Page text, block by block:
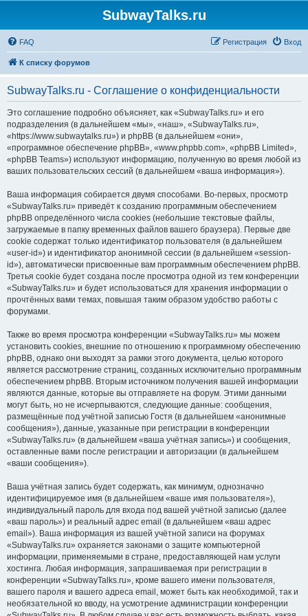
SubwayTalks.ru
FAQ Вход
Регистрация
К списку форумов
SubwayTalks.ru - Соглашение о конфиденциальности
Это соглашение подробно объясняет, как «SubwayTalks.ru» и его
подразделения (в дальнейшем «мы», «наш», «SubwayTalks.ru»,
«https://www.subwaytalks.ru») и phpBB (в дальнейшем «они»,
«программное обеспечение phpBB», «www.phpbb.com», «phpBB Limited»,
«phpBB Teams») используют информацию, полученную во время любой из
ваших пользовательских сессий (в дальнейшем «ваша информация»).
Ваша информация собирается двумя способами. Во-первых, просмотр
«SubwayTalks.ru» приведёт к созданию программным обеспечением
phpBB определённого числа cookies (небольшие текстовые файлы,
загружаемые в папку временных файлов вашего браузера). Первые две
cookie содержат только идентификатор пользователя (в дальнейшем
«user-id») и идентификатор анонимной сессии (в дальнейшем «session-
id»), автоматически присвоенные вам программным обеспечением phpBB.
Третья cookie будет создана после просмотра одной из тем конференции
«SubwayTalks.ru» и будет использоваться для хранения информации о
прочтённых вами темах, повышая таким образом удобство работы с
форумами.
Также во время просмотра конференции «SubwayTalks.ru» мы можем
установить cookies, внешние по отношению к программному обеспечению
phpBB, однако они выходят за рамки этого документа, целью которого
является рассмотрение страниц, созданных исключительно программным
обеспечением phpBB. Вторым источником получения вашей информации
являются данные, которые вы отправляете на форум. Этими данными
могут быть, но не исчерпываются, следующие данные: сообщения,
размещённые под учётной записью Гостя (в дальнейшем «анонимные
сообщения»), данные, указанные при регистрации в конференции
«SubwayTalks.ru» (в дальнейшем «ваша учётная запись») и сообщения,
оставленные вами после регистрации и авторизации (в дальнейшем
«ваши сообщения»).
Ваша учётная запись будет содержать, как минимум, однозначно
идентифицируемое имя (в дальнейшем «ваше имя пользователя»),
индивидуальный пароль для входа под вашей учётной записью (далее
«ваш пароль») и реальный адрес email (в дальнейшем «ваш адрес
email»). Ваша информация из вашей учётной записи на форумах
«SubwayTalks.ru» охраняется законами о защите компьютерной
информации, применяемыми в стране, предоставляющей нам услуги
хостинга. Любая информация, запрашиваемая при регистрации в
конференции «SubwayTalks.ru», кроме вашего имени пользователя,
вашего пароля и вашего адреса email, может быть как необходимой, так и
необязательной ко вводу, на усмотрение администрации конференции